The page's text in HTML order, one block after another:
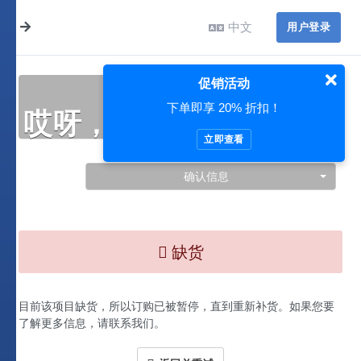
中文 用户登录
哎呀，此处出现了问题…
确认信息
缺货
目前该项目缺货，所以订购已被暂停，直到重新补货。如果您要
了解更多信息，请联系我们。
促销活动
下单即享 20% 折扣！
立即查看